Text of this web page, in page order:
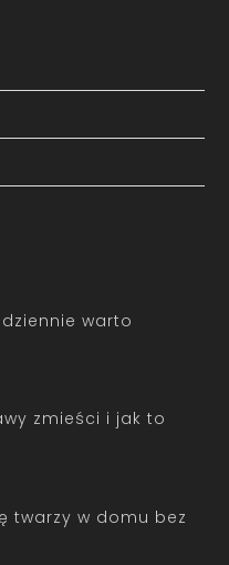
dziennie warto
zmieści i jak to
twarzy w domu bez